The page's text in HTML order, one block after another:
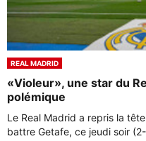
REAL MADRID
«Violeur», une star du
polémique
Le Real Madrid a repris la
battre Getafe, ce jeudi soir